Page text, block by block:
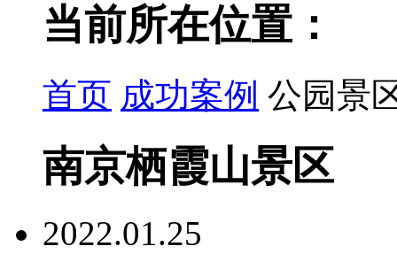
当前所在位置：
首页 成功案例 公园景
南京栖霞山景区
2022.01.25